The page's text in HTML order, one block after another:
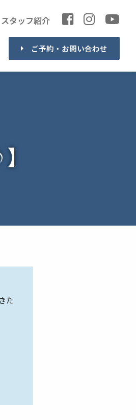
ご予約・お問い合わせ
スタッフ紹介
た